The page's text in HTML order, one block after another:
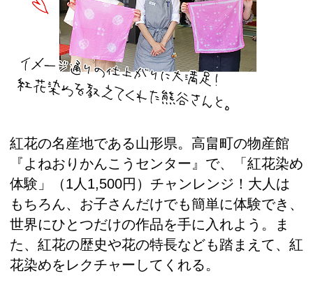
紅花の名産地である山形県。高畠町の物産館
『よねおりかんこうセンター』で、「紅花染め
体験」（1人1,500円）チャンレンジ！大人は
もちろん、お子さんだけでも簡単に体験でき、
世界にひとつだけの作品を手に入れよう。ま
た、紅花の歴史や花の特長なども踏まえて、紅
花染めをレクチャーしてくれる。